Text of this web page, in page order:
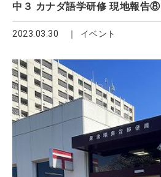
中３ カナダ語学研修 現地報告⑧
2023.03.30 イベント